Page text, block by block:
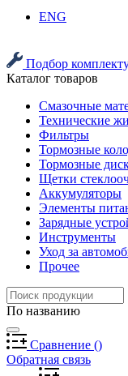
ENG
Подбор
Каталог товаров
Смазочные
Технические
Фильтры
Тормозные
Тормозные
Щетки
Аккумуляторы
Элементы
Зарядные
Инструменты
Уход за
Прочее
По названию
Сравнение ()
Обратная связь